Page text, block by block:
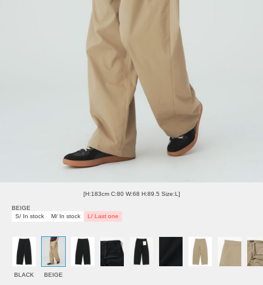
[H:183cm C:80 W:68 H:89.5 Size:L]
BEIGE
S/ In stock
M/ In stock L/ Last one
BLACK BEIGE